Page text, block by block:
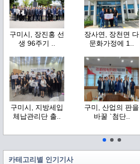
구미시, 장진홍 선
생 96주기 ..
장사연, 장천면 다
문화가정에 1..
구미시, 지방세입
체납관리단 출..
구미, 산업의 판을
바꿀 `첨단..
카테고리별 인기기사